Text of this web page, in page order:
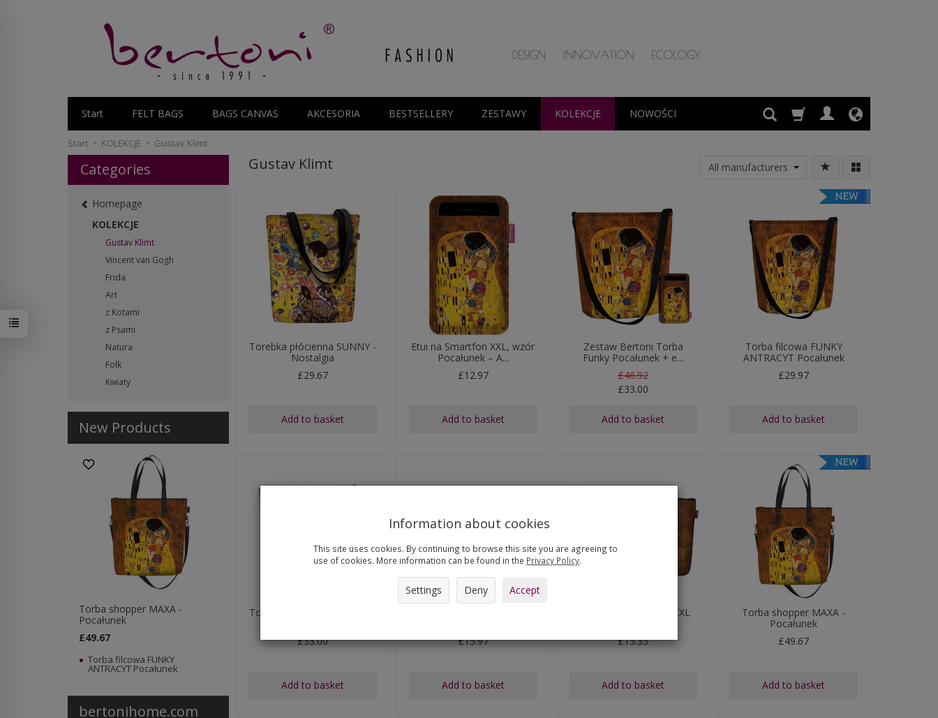
Start FELT BAGS BAGS CANVAS AKCESORIA BESTSELLERY ZESTAWY KOLEKCJE NOWOŚCI
Start KOLEKCJE Gustav Klimt
Gustav Klimt
Torebka płócienna SUNNY -
Nostalgia
£29.67
Add to basket
Etui na Smartfon XXL, wzór
Pocałunek – A...
£12.97
Add to basket
Zestaw Bertoni Torba
Funky Pocałunek + e...
£46.92
£33.00
Add to basket
Torba filcowa FUNKY
ANTRACYT Pocałunek
£29.97
Add to basket
Torebka płócienna SAMBA -
£33.00
Add to basket
£15.97
Add to basket
Kosmetyczka Pocket XXL
£15.33
Add to basket
Torba shopper MAXA -
Pocałunek
£49.67
Add to basket
Categories
Homepage
KOLEKCJE
Gustav Klimt
Vincent van Gogh
Frida
Art
z Kotami
z Psami
Natura
Folk
Kwiaty
New Products
Torba shopper MAXA -
Pocałunek
£49.67
Torba filcowa FUNKY
ANTRACYT Pocałunek
bertonihome.com
Information about cookies
This site uses cookies. By continuing to browse this site you are agreeing to
use of cookies. More information can be found in the Privacy Policy.
Settings Deny Accept